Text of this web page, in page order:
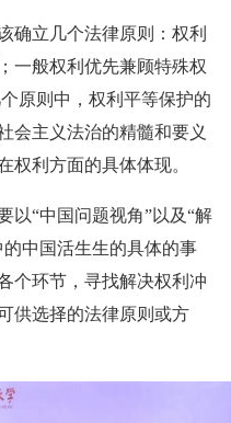
确立几个法律原则：权利
一般权利优先兼顾特殊权
原则中，权利平等保护的
会主义法治的精髓和要义
权利方面的具体体现。
以“中国问题视角”以及“解
中国活生生的具体的事
个环节，寻找解决权利冲
供选择的法律原则或方